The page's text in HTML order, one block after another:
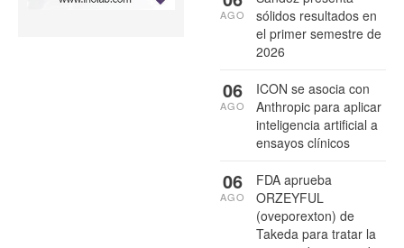
sólidos resultados en
el primer semestre de
2026
AGO
ICON se asocia con
Anthropic para aplicar
inteligencia artificial a
ensayos clínicos
06
AGO
FDA aprueba
ORZEYFUL
(oveporexton) de
Takeda para tratar la
06
AGO